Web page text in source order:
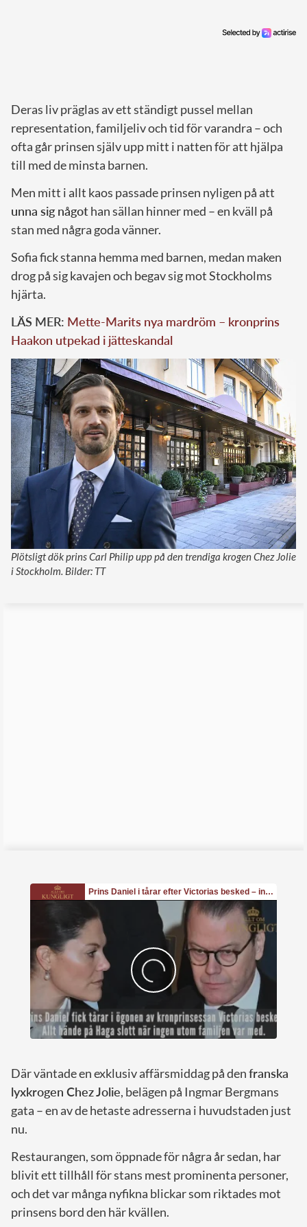
Deras liv präglas av ett ständigt pussel mellan
representation, familjeliv och tid för varandra – och
ofta går prinsen själv upp mitt i natten för att hjälpa
till med de minsta barnen.
Men mitt i allt kaos passade prinsen nyligen på att
unna sig någothan sällan hinner med – en kväll på
stan med några goda vänner.
Sofia fick stanna hemma med barnen, medan maken
drog på sig kavajen och begav sig mot Stockholms
hjärta.
LÄS MER: Mette-Marits nya mardröm – kronprins
Haakon utpekad i jätteskandal
Plötsligt dök prins Carl Philip upp på den trendiga krogen Chez Jolie
i Stockholm. Bilder: TT
Där väntade en exklusiv affärsmiddag på denfranska
lyxkrogen Chez Jolie, belägen på Ingmar Bergmans
gata – en av de hetaste adresserna i huvudstaden just
nu.
Restaurangen, som öppnade för några år sedan, har
blivit ett tillhåll för stans mest prominenta personer,
och det var många nyfikna blickar som riktades mot
prinsens bord den här kvällen.